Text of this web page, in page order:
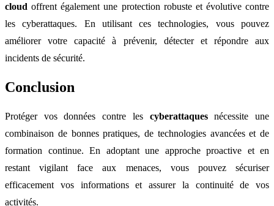
cloud offrent également une protection robuste et évolutive contre
les cyberattaques. En utilisant ces technologies, vous pouvez
améliorer votre capacité à prévenir, détecter et répondre aux
incidents de sécurité.
Conclusion
Protéger vos données contre les cyberattaquesnécessite une
combinaison de bonnes pratiques, de technologies avancées et de
formation continue. En adoptant une approche proactive et en
restant vigilant face aux menaces, vous pouvez sécuriser
efficacement vos informations et assurer la continuité de vos
activités.